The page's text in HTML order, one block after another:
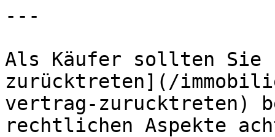
---
Als Käufer sollten Sie
zurücktreten](/
vertrag-zurucktreten)
rechtlichen Aspekte